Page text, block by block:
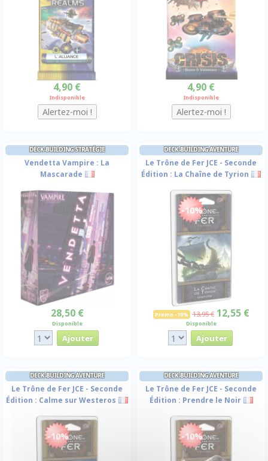
4,90 €
Indisponible
4,90 €
Indisponible
DECK-BUILDING STRATÉGIE
Vendetta Vampire : La
Mascarade
28,50 €
Disponible
DECK-BUILDING AVENTURE
Le Trône de Fer JCE - Seconde
Édition : La Chaîne de Tyrion
-10%
Promo -10% 13,95 € 12,55 €
Disponible
DECK-BUILDING AVENTURE
Le Trône de Fer JCE - Seconde
Édition : Calme sur Westeros
-10%
DECK-BUILDING AVENTURE
Le Trône de Fer JCE - Seconde
Édition : Prendre le Noir
-10%